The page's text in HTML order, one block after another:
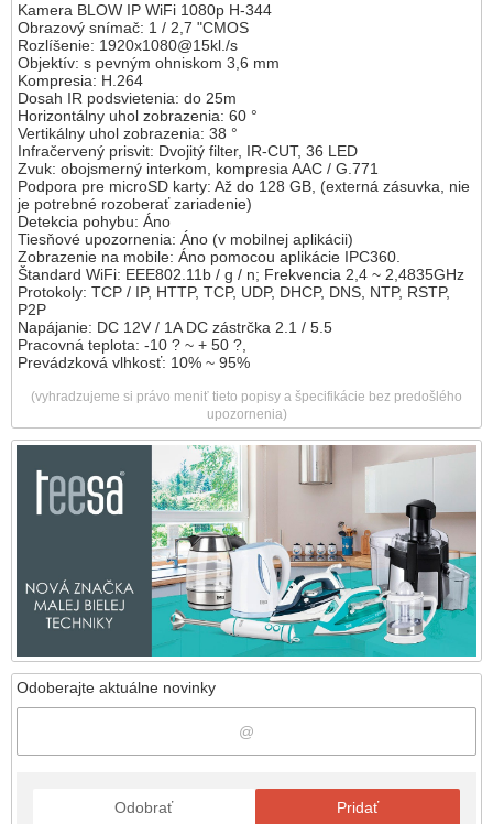
Odoberajte aktuálne novinky
Odobrať Pridať
Kamera BLOW IP WiFi 1080p H-344
Obrazový snímač: 1 / 2,7 "CMOS
Rozlíšenie: 1920x1080@15kl./s
Objektív: s pevným ohniskom 3,6 mm
Kompresia: H.264
Dosah IR podsvietenia: do 25m
Horizontálny uhol zobrazenia: 60 °
Vertikálny uhol zobrazenia: 38 °
Infračervený prisvit: Dvojitý filter, IR-CUT, 36 LED
Zvuk: obojsmerný interkom, kompresia AAC / G.771
Podpora pre microSD karty: Až do 128 GB, (externá zásuvka, nie
je potrebné rozoberať zariadenie)
Detekcia pohybu: Áno
Tiesňové upozornenia: Áno (v mobilnej aplikácii)
Zobrazenie na mobile: Áno pomocou aplikácie IPC360.
Štandard WiFi: EEE802.11b / g / n; Frekvencia 2,4 ~ 2,4835GHz
Protokoly: TCP / IP, HTTP, TCP, UDP, DHCP, DNS, NTP, RSTP,
P2P
Napájanie: DC 12V / 1A DC zástrčka 2.1 / 5.5
Pracovná teplota: -10 ? ~ + 50 ?,
Prevádzková vlhkosť: 10% ~ 95%
(vyhradzujeme si právo meniť tieto popisy a špecifikácie bez predošlého
upozornenia)